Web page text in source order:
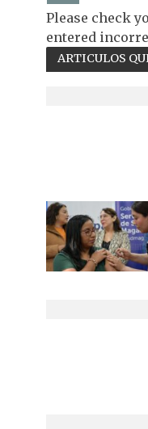
Please check
entered
ARTICULOS